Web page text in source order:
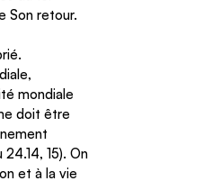
Son retour.
mondiale
doit être
15). On
et à la vie